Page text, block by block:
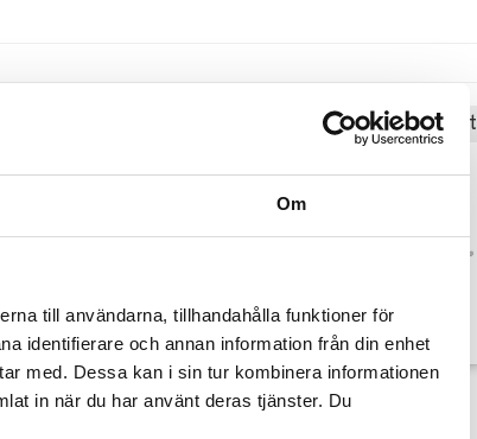
Om
till användarna, tillhandahålla funktioner för
identifierare och annan information från din enhet
med. Dessa kan i sin tur kombinera informationen
in när du har använt deras tjänster. Du
Suositut tuotteet
Saatavana useana
vaihtoehtona
-14%